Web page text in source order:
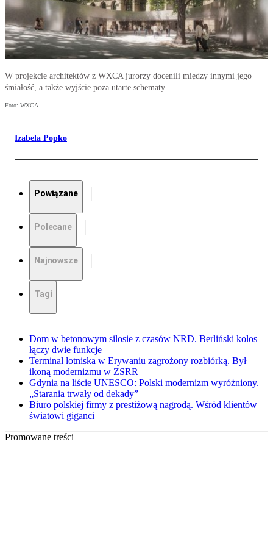
W projekcie architektów z WXCA jurorzy docenili między innymi jego
śmiałość, a także wyjście poza utarte schematy.
Foto: WXCA
Izabela Popko
Powiązane
Polecane
Najnowsze
Tagi
Dom w betonowym silosie z czasów NRD. Berliński kolos
łączy dwie funkcje
Terminal lotniska w Erywaniu zagrożony rozbiórką. Był
ikoną modernizmu w ZSRR
Gdynia na liście UNESCO: Polski modernizm wyróżniony.
„Starania trwały od dekady”
Biuro polskiej firmy z prestiżową nagrodą. Wśród klientów
światowi giganci
Promowane treści